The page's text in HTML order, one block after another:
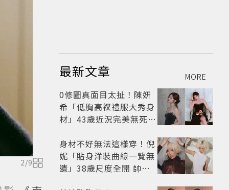
2/9
最新文章 MORE
0修圖真面目太扯！陳妍
希「低胸高衩禮服大秀身
材」43歲近況完美無死角
身材不好無法這樣穿！倪
妮「貼身洋裝曲線一覽無
遺」38歲尺度全開 帥氣